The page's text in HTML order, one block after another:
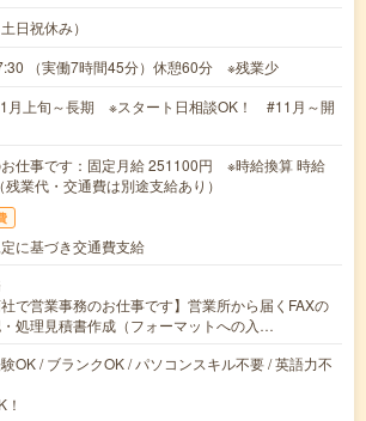
日祝休み）
（実働7時間45分）休憩60分 ※残業少
月上旬～長期 ※スタート日相談OK！ #11月～開
お仕事です：固定月給 251100円 ※時給換算 時給
業代・交通費は別途支給あり）
に基づき交通費支給
社で営業事務のお仕事です】営業所から届くFAXの
処理見積書作成（フォーマットへの入…
OK / ブランクOK / パソコンスキル不要 / 英語力不